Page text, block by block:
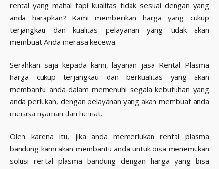
rental yang mahal tapi kualitas tidak sesuai dengan yang
anda harapkan? Kami memberikan harga yang cukup
terjangkau dan kualitas pelayanan yang tidak akan
membuat Anda merasa kecewa.
Serahkan saja kepada kami, layanan jasa Rental Plasma
harga cukup terjangkau dan berkualitas yang akan
membantu anda dalam memenuhi segala kebutuhan yang
anda perlukan, dengan pelayanan yang akan membuat anda
merasa nyaman dan hemat.
Oleh karena itu, jika anda memerlukan rental plasma
bandung kami akan membantu anda untuk bisa menemukan
solusi rental plasma bandung dengan harga yang bisa